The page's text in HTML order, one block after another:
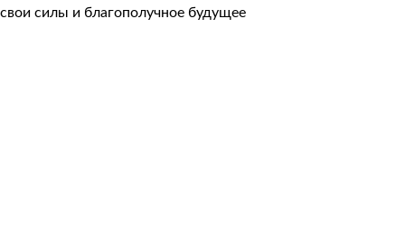
свои силы и благополучное будущее